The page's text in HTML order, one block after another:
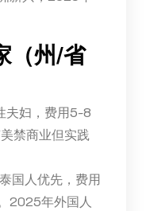
（州/省
夫妇，费用5-8
禁商业但实践
国人优先，费用
2025年外国人